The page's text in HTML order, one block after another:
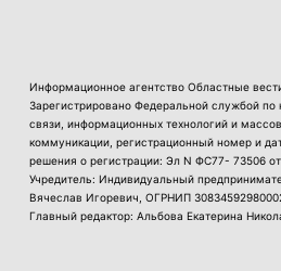
Информационное агентство Областные
Зарегистрировано Федеральной службой по
связи, информационных технологий и
коммуникации, регистрационный номер и
решения о регистрации: Эл N ФС77- 73506 от
Учредитель: Индивидуальный
Вячеслав Игоревич, ОГРНИП
Главный редактор: Альбова Екатерина